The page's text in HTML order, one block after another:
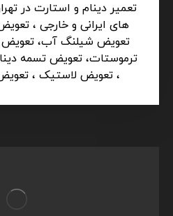
تعمیر دینام و استارت در
های ایرانی و خارجی ،
تعویض شیلنگ آب، تعویض
ترموستات، تعویض تسمه
، تعویض لاستیک ،